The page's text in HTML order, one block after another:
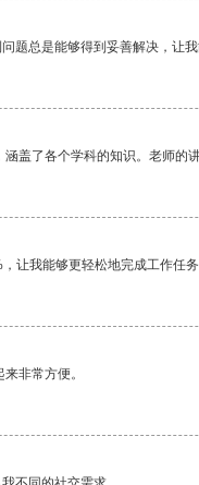
题总是能够得到妥善解决，让我
盖了各个学科的知识。老师的
让我能够更轻松地完成工作任
非常方便。